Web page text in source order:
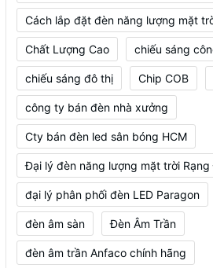
Cách lắp đặt đèn năng lượng mặt
Chất Lượng Cao chiếu sáng
chiếu sáng đô thị Chip COB
công ty bán đèn nhà xưởng
Cty bán đèn led sân bóng HCM
Đại lý đèn năng lượng mặt trời Rạng
đại lý phân phối đèn LED Paragon
đèn âm sàn Đèn Âm Trần
đèn âm trần Anfaco chính hãng